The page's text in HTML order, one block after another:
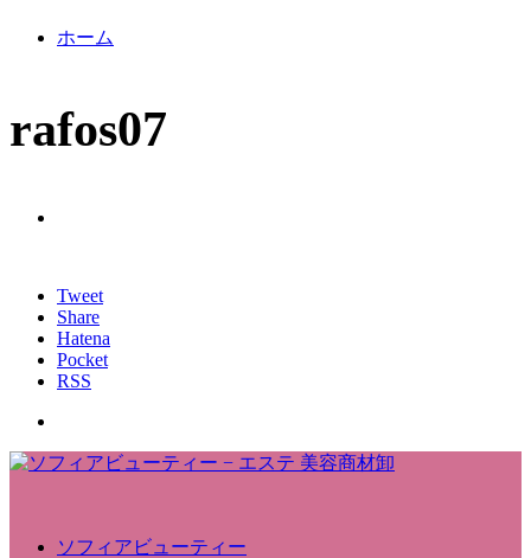
ホーム
rafos07
Tweet
Share
Hatena
Pocket
RSS
ソフィアビューティー